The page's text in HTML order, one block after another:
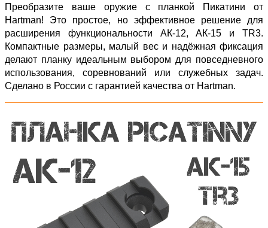
Преобразите ваше оружие с планкой Пикатини от
Hartman! Это простое, но эффективное решение для
расширения функциональности АК‑12, АК‑15 и TR3.
Компактные размеры, малый вес и надёжная фиксация
делают планку идеальным выбором для повседневного
использования, соревнований или служебных задач.
Сделано в России с гарантией качества от Hartman.